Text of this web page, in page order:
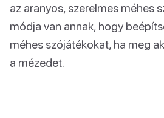
az aranyos, szerelmes méhes
módja van annak, hogy
méhes szójátékokat, ha meg
a mézedet.